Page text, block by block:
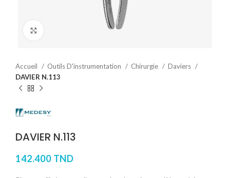
Cliquez pour agrandir
Accueil Outils D'instrumentation Chirurgie
Daviers
DAVIER N.113
DAVIER N.113
142.400 TND